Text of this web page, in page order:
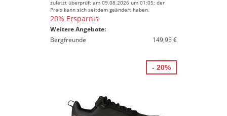
zuletzt überprüft am 09.08.2026 um 01:05; der
Preis kann sich seitdem geändert haben.
20% Ersparnis
Weitere Angebote:
Bergfreunde
149,95 €
- 20%